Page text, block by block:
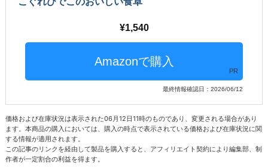
1,540
PR
最終情報確認日：2026/06/12
価格および在庫状況は表示された06月12日11時のものであり、変更される場合があり
ます。本商品の購入においては、購入の時点で表示されている価格および在庫状況に関
する情報が適用されます。
この記事のリンクを経由して製品を購入すると、アフィリエイト契約により編集部、制
作者が一定割合の利益を得ます。